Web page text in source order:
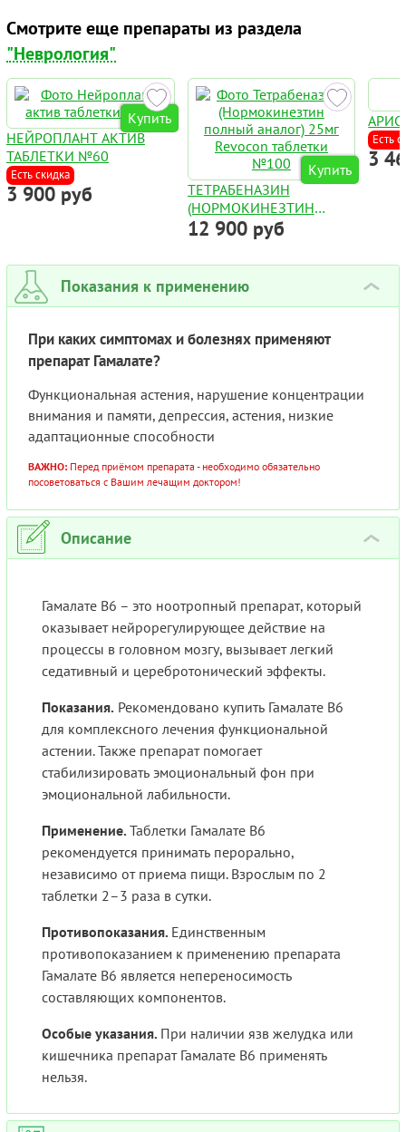
Смотрите еще препараты из раздела
"Неврология"
Купить
НЕЙРОПЛАНТ АКТИВ
ТАБЛЕТКИ №60
Есть скидка
3 900 руб
Купить
ТЕТРАБЕНАЗИН
(НОРМОКИНЕЗТИН
ПОЛНЫЙ АНАЛОГ) 25МГ
REVOCON ТАБЛЕТКИ
№100
12 900 руб
Есть
3
Показания к применению ›
При каких симптомах и болезнях применяют
препарат Гамалате?
Функциональная астения, нарушение концентрации
внимания и памяти, депрессия, астения, низкие
адаптационные способности
ВАЖНО: Перед приёмом препарата - необходимо обязательно
посоветоваться с Вашим лечащим доктором!
Описание ›
Гамалате В6 – это ноотропный препарат, который
оказывает нейрорегулирующее действие на
процессы в головном мозгу, вызывает легкий
седативный и церебротонический эффекты.
Показания. Рекомендовано купить Гамалате В6
для комплексного лечения функциональной
астении. Также препарат помогает
стабилизировать эмоциональный фон при
эмоциональной лабильности.
Применение. Таблетки Гамалате В6
рекомендуется принимать перорально,
независимо от приема пищи. Взрослым по 2
таблетки 2–3 раза в сутки.
Противопоказания. Единственным
противопоказанием к применению препарата
Гамалате В6 является непереносимость
составляющих компонентов.
Особые указания. При наличии язв желудка или
кишечника препарат Гамалате В6 применять
нельзя.